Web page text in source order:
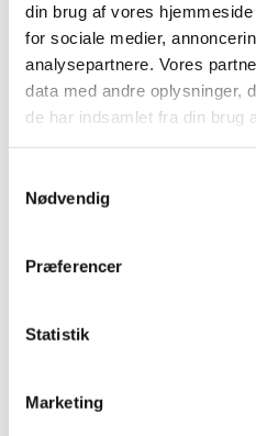
din brug af vores
for sociale medier,
analysepartnere. Vores
data med andre oplysninger,
de har indsamlet fra din brug
Nødvendig
Præferencer
Statistik
Marketing